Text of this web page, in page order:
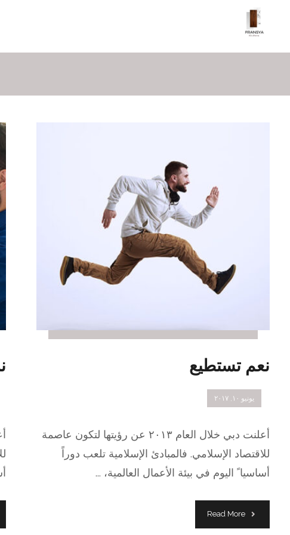
نعم تستطيع
يونيو ١٠, ٢٠١٧
أعلنت دبي خلال العام ٢٠١٣ عن رؤيتها لتكون عاصمة
للاقتصاد الإسلامي. فالمبادئ الإسلامية تلعب دوراً
أساسيا ً اليوم في بيئة الأعمال العالمية، ...
Read More